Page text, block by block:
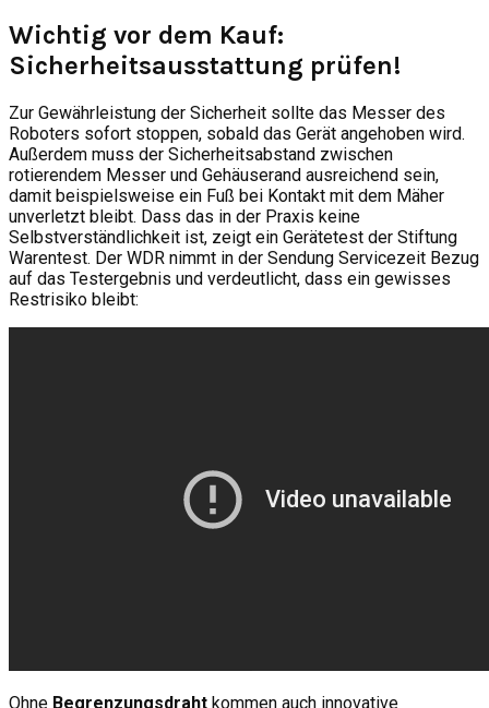
Wichtig vor dem Kauf:
Sicherheitsausstattung prüfen!
Zur Gewährleistung der Sicherheit sollte das Messer des
Roboters sofort stoppen, sobald das Gerät angehoben wird.
Außerdem muss der Sicherheitsabstand zwischen
rotierendem Messer und Gehäuserand ausreichend sein,
damit beispielsweise ein Fuß bei Kontakt mit dem Mäher
unverletzt bleibt. Dass das in der Praxis keine
Selbstverständlichkeit ist, zeigt ein Gerätetest der Stiftung
Warentest. Der WDR nimmt in der Sendung Servicezeit Bezug
auf das Testergebnis und verdeutlicht, dass ein gewisses
Restrisiko bleibt:
Ohne Begrenzungsdraht kommen auch innovative